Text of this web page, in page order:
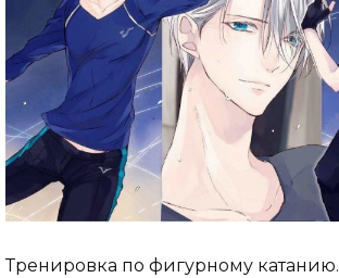
Тренировка по фигурному катанию.